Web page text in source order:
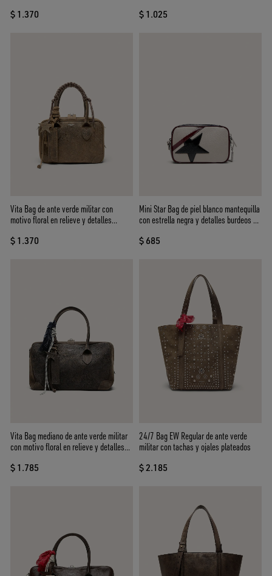
$ 1.370 $ 1.025
Vita Bag de ante verde militar con
motivo floral en relieve y detalles
$ 1.370
Mini Star Bag de piel blanco mantequilla
con estrella negra y detalles burdeos y
$ 685
Vita Bag mediano de ante verde militar
con motivo floral en relieve y detalles
$ 1.785
24/7 Bag EW Regular de ante verde
militar con tachas y ojales plateados
$ 2.185